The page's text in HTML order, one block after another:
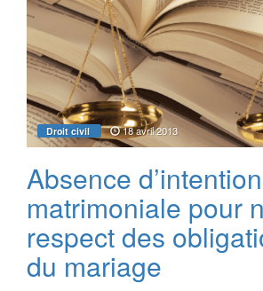
Droit civil 18 avril 2013
Absence d’intention
matrimoniale pour
respect des
du mariage